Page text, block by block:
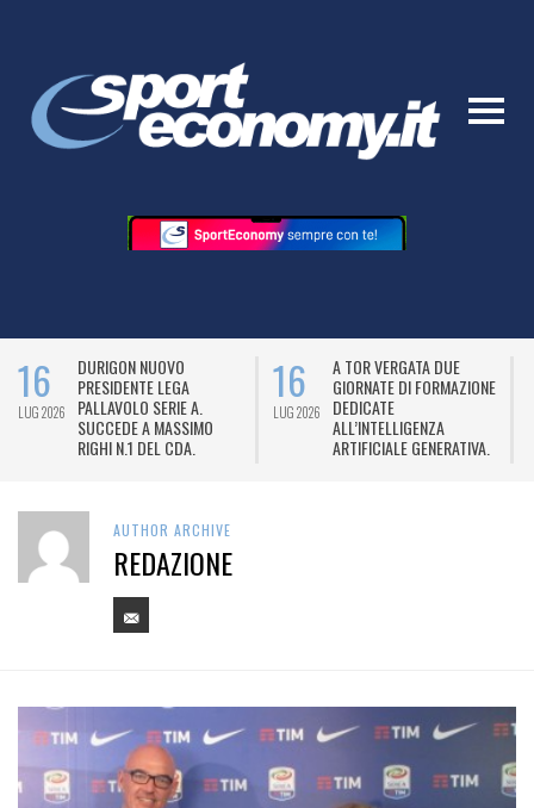
16
LUG 2026
DURIGON NUOVO
PRESIDENTE LEGA
PALLAVOLO SERIE A.
SUCCEDE A MASSIMO
RIGHI N.1 DEL CDA.
16
LUG 2026
A TOR VERGATA DUE
GIORNATE DI FORMAZIONE
DEDICATE
ALL’INTELLIGENZA
ARTIFICIALE GENERATIVA.
AUTHOR ARCHIVE
REDAZIONE